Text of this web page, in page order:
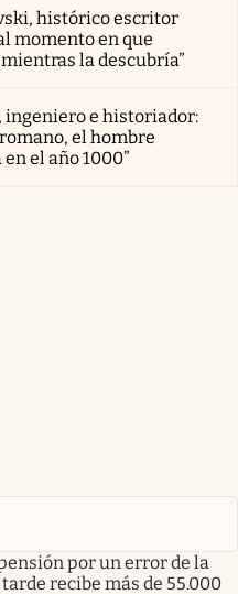
histórico escritor
momento en que
la descubría”
ingeniero e historiador:
el hombre
el año 1000”
por un error de la
recibe más de 55.000